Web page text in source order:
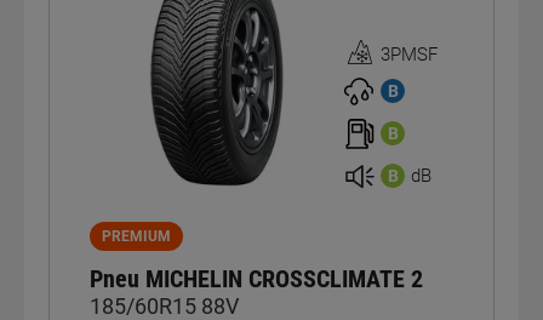
Homologation
3PMSF
3PMSF
B
B
B dB
PREMIUM
Pneu MICHELIN CROSSCLIMATE 2
185/60R15 88V